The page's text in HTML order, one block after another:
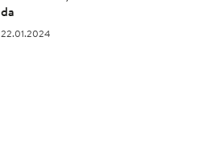
da
22.01.2024